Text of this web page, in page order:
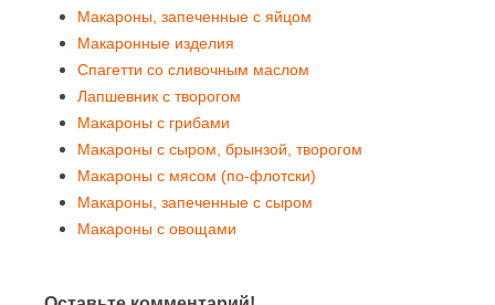
Макароны, запеченные с яйцом
Макаронные изделия
Спагетти со сливочным маслом
Лапшевник с творогом
Макароны с грибами
Макароны с сыром, брынзой, творогом
Макароны с мясом (по-флотски)
Макароны, запеченные с сыром
Макароны с овощами